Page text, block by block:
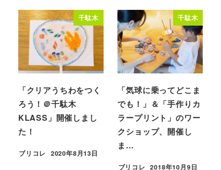
千駄木
「クリアうちわをつく
ろう！＠千駄木
KLASS」開催しまし
た！
ブリコレ
投稿日
2020年8月13日
千駄木
「気球に乗ってどこま
でも！」＆「手作りカ
ラープリント」のワー
クショップ、開催し
ま…
ブリコレ 2018年10月9日